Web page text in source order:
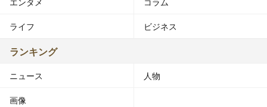
ライフ ビジネス
ランキング
ニュース 人物
画像